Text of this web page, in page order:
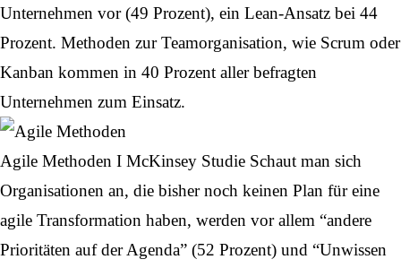
Unternehmen vor (49 Prozent), ein Lean-Ansatz bei 44
Prozent. Methoden zur Teamorganisation, wie Scrum oder
Kanban kommen in 40 Prozent aller befragten
Unternehmen zum Einsatz.
Agile Methoden I McKinsey Studie Schaut man sich
Organisationen an, die bisher noch keinen Plan für eine
agile Transformation haben, werden vor allem “andere
Prioritäten auf der Agenda” (52 Prozent) und “Unwissen